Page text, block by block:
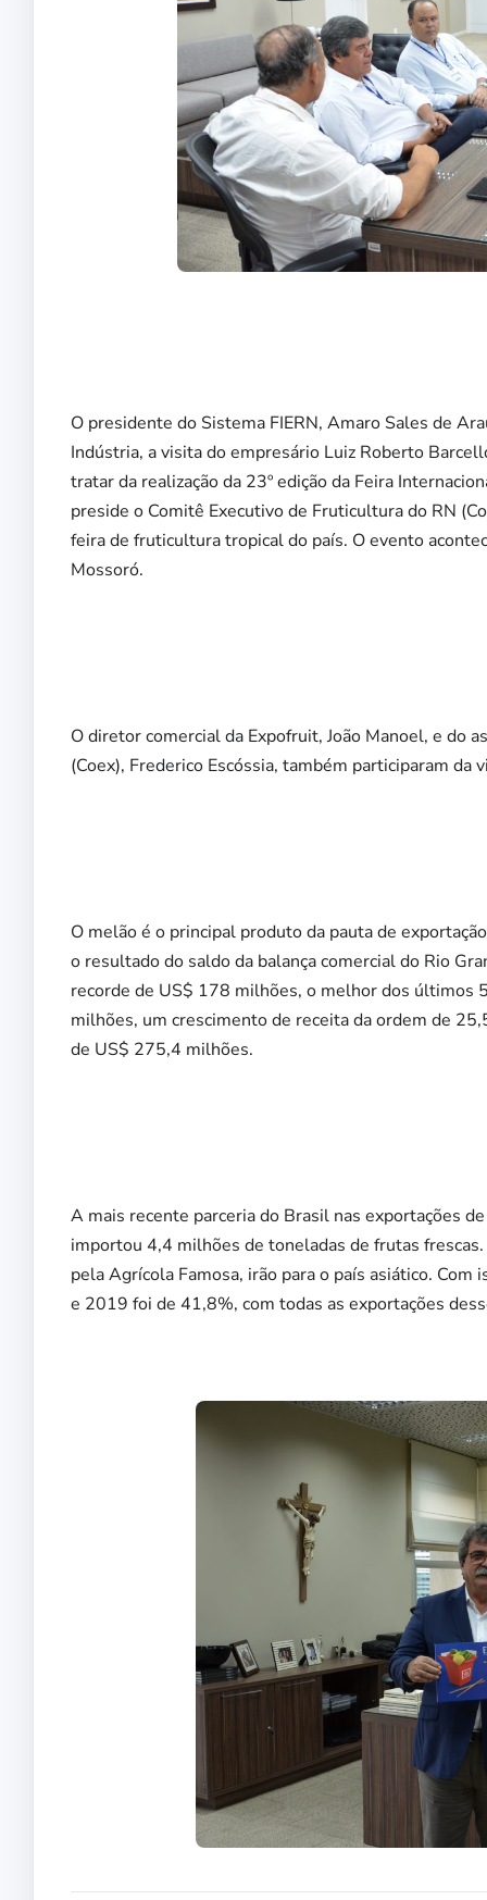
O presidente do Sistema FIERN, Amaro Sales de
Indústria, a visita do empresário Luiz Roberto
tratar da realização da 23º edição da Feira
preside o Comitê Executivo de Fruticultura do RN
feira de fruticultura tropical do país. O evento
Mossoró.
O diretor comercial da Expofruit, João Manoel, e do
(Coex), Frederico Escóssia, também participaram da
O melão é o principal produto da pauta de
o resultado do saldo da balança comercial do Rio
recorde de US$ 178 milhões, o melhor dos últimos
milhões, um crescimento de receita da ordem de
de US$ 275,4 milhões.
A mais recente parceria do Brasil nas exportações
importou 4,4 milhões de toneladas de frutas
pela Agrícola Famosa, irão para o país asiático.
e 2019 foi de 41,8%, com todas as exportações